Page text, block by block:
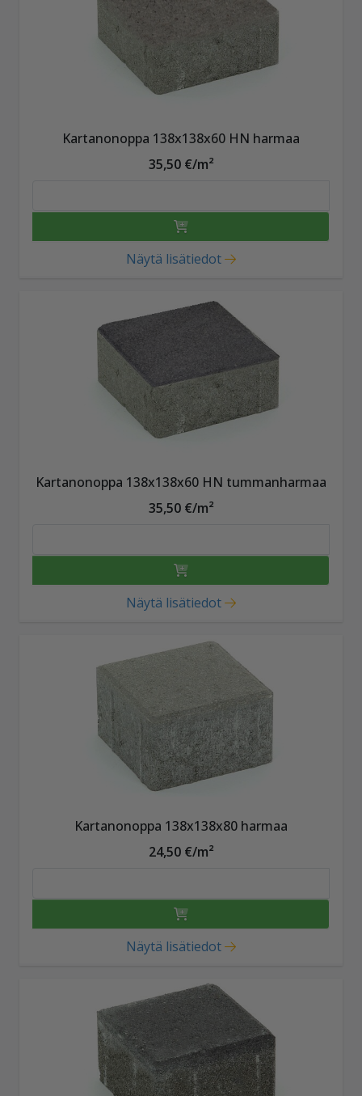
Kartanonoppa 138x138x60 HN harmaa
35,50 €/m²
Näytä lisätiedot
Kartanonoppa 138x138x60 HN tummanharmaa
35,50 €/m²
Näytä lisätiedot
Kartanonoppa 138x138x80 harmaa
24,50 €/m²
Näytä lisätiedot